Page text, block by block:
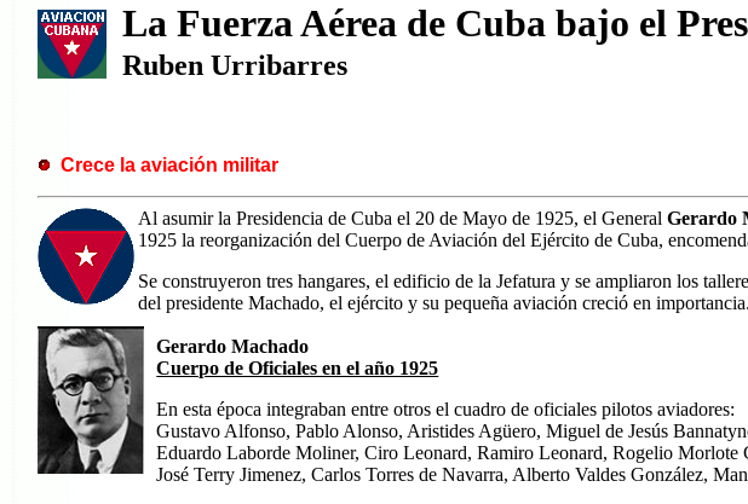
La Fuerza Aérea de Cuba bajo el
Ruben Urribarres
Crece la aviación militar
Al asumir la Presidencia de Cuba el 20 de Mayo de 1925, el GeneralGerardo
1925 la reorganización del Cuerpo de Aviación del Ejército de Cuba,
Se construyeron tres hangares, el edificio de la Jefatura y se ampliaron los
del presidente Machado, el ejército y su pequeña aviación creció en importancia.
Gerardo Machado
Cuerpo de Oficiales en el año 1925
En esta época integraban entre otros el cuadro de oficiales pilotos aviadores:
Gustavo Alfonso, Pablo Alonso, Aristides Agüero, Miguel de Jesús
Eduardo Laborde Moliner, Ciro Leonard, Ramiro Leonard, Rogelio
José Terry Jimenez, Carlos Torres de Navarra, Alberto Valdes González,